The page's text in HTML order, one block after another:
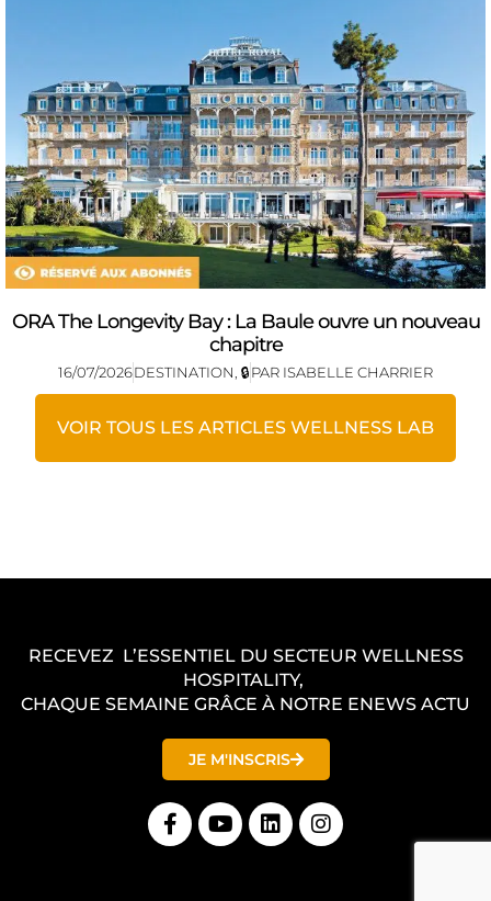
ORA The Longevity Bay : La Baule ouvre un nouveau
chapitre
16/07/2026DESTINATION, 🔒PAR ISABELLE CHARRIER
VOIR TOUS LES ARTICLES WELLNESS LAB
RECEVEZ L’ESSENTIEL DU SECTEUR WELLNESS
HOSPITALITY,
CHAQUE SEMAINE GRÂCE À NOTRE ENEWS ACTU
JE M'INSCRIS
F
a
Y
o
L
i
I
n